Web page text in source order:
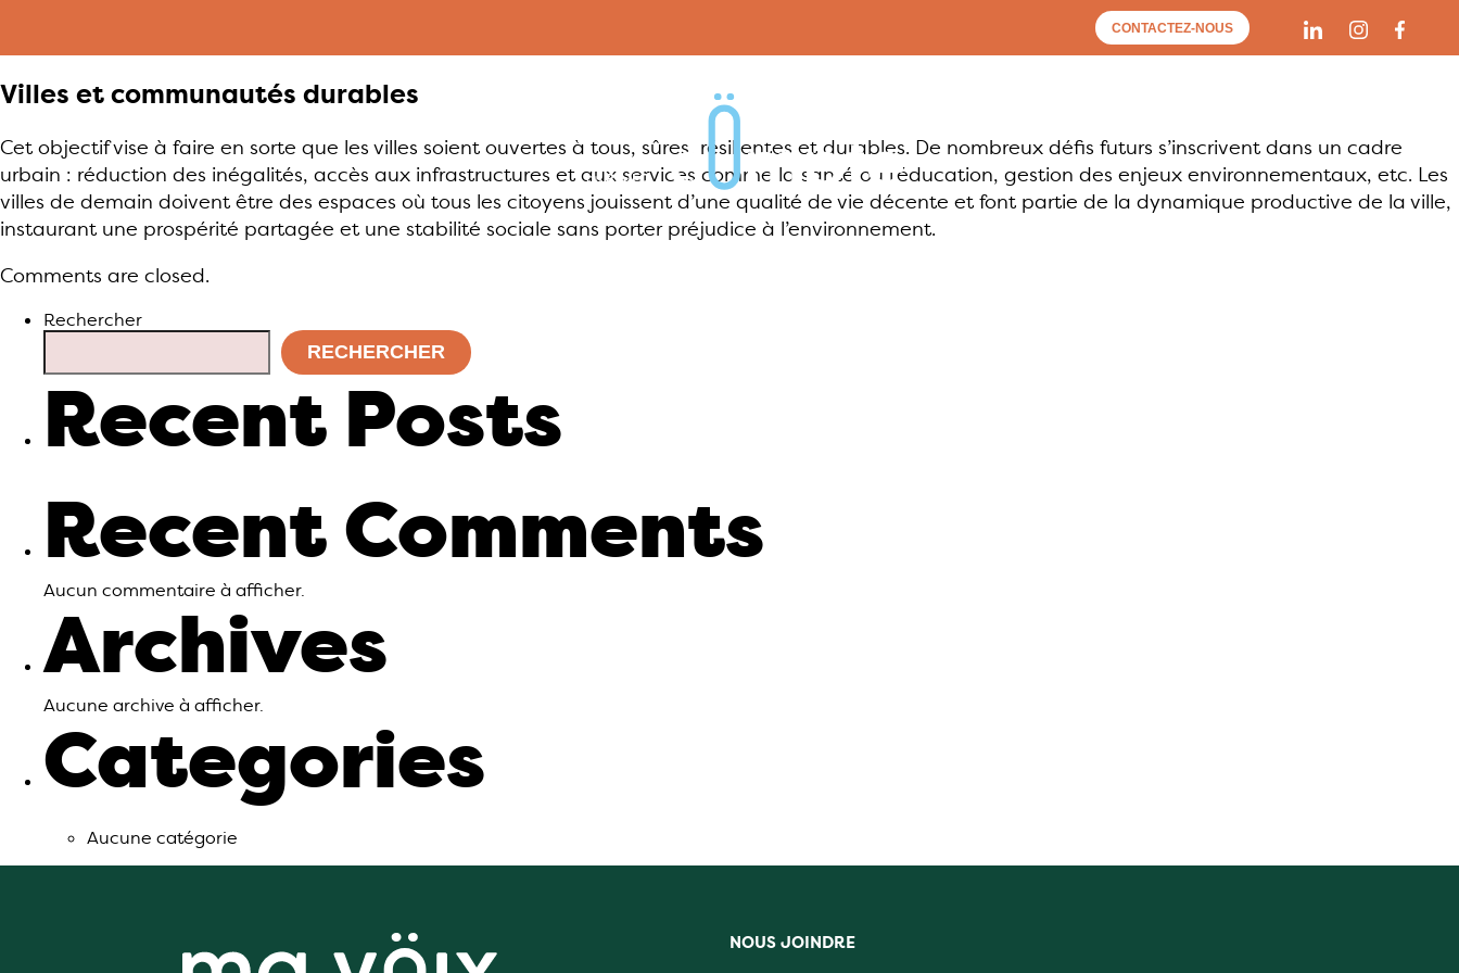
CONTACTEZ-NOUS
Villes et communautés durables
Cet objectif vise à faire en sorte que les villes soient ouvertes à tous, sûres, résilientes et durables. De nombreux défis futurs s’inscrivent dans un cadre
urbain : réduction des inégalités, accès aux infrastructures et aux services comme la santé ou l’éducation, gestion des enjeux environnementaux, etc. Les
villes de demain doivent être des espaces où tous les citoyens jouissent d’une qualité de vie décente et font partie de la dynamique productive de la ville,
instaurant une prospérité partagée et une stabilité sociale sans porter préjudice à l’environnement.
Comments are closed.
Rechercher
RECHERCHER
Recent Posts
Recent Comments
Aucun commentaire à afficher.
Archives
Aucune archive à afficher.
Categories
Aucune catégorie
NOUS JOINDRE